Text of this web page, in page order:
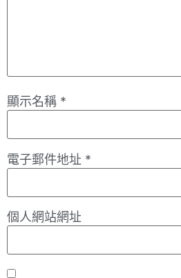
顯示名稱 *
電子郵件地址 *
個人網站網址